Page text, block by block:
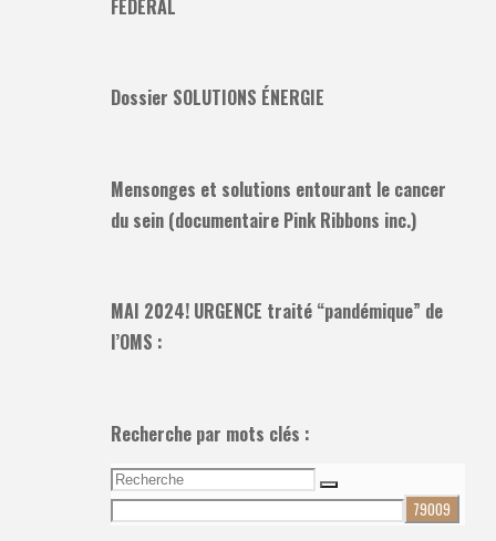
FÉDÉRAL
Dossier SOLUTIONS ÉNERGIE
Mensonges et solutions entourant le cancer
du sein (documentaire Pink Ribbons inc.)
MAI 2024! URGENCE traité “pandémique” de
l’OMS :
Recherche par mots clés :
Recherche
pour:
Recherche